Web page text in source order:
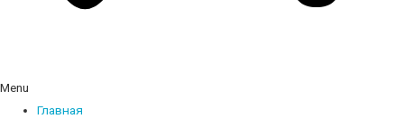
Menu
Главная